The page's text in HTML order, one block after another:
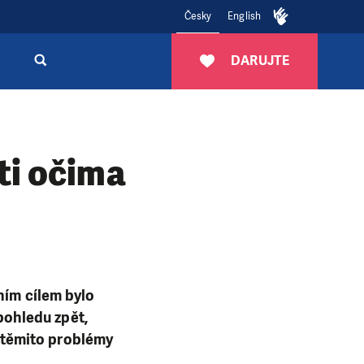
Česky English
DARUJTE
očima
cílem bylo
zpět,
problémy